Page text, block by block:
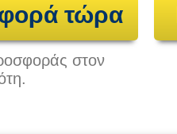
τώρα
στον